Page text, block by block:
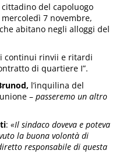
del capoluogo
7 novembre,
abitano negli alloggi del
continui rinvii e ritardi
di quartiere I”.
l’inquilina del
–passeremo un altro
:«Il sindaco doveva e poteva
la buona volontà di
responsabile di questa